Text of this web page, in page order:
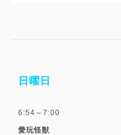
日曜日
6:54～7:00
愛玩怪獣